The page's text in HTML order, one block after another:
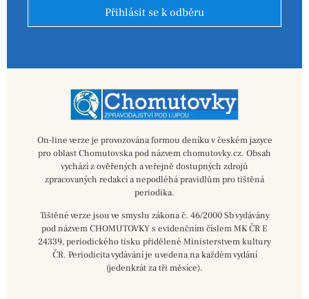
Přihlásit se k odběru
On-line verze je provozována formou deníku v českém jazyce
pro oblast Chomutovska pod názvem chomutovky.cz. Obsah
vychází z ověřených a veřejně dostupných zdrojů
zpracovaných redakcí a nepodléhá pravidlům pro tištěná
periodika.
Tištěné verze jsou ve smyslu zákona č. 46/2000 Sb vydávány
pod názvem CHOMUTOVKY s evidenčním číslem MK ČR E
24339, periodického tisku přidělené Ministerstvem kultury
ČR. Periodicita vydávání je uvedena na každém vydání
(jedenkrát za tři měsíce).